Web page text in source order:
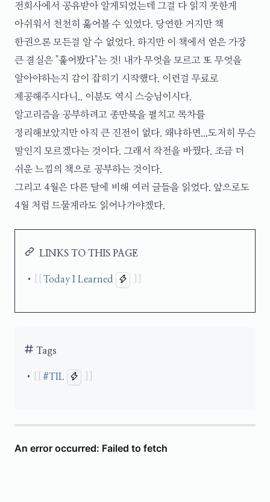
전회사에서 공유받아 알게되었는데 그걸 다 읽지 못한게
아쉬워서 천천히 훓어볼 수 있었다. 당연한 거지만 책
한권으론 모든걸 알 수 없었다. 하지만 이 책에서 얻은 가장
큰 결실은 "훑어봤다"는 것! 내가 무엇을 모르고 또 무엇을
알아야하는지 감이 잡히기 시작했다. 이런걸 무료로
제공해주시다니.. 이분도 역시 스승님이시다.
알고리즘을 공부하려고 종만북을 펼치고 목차를
정리해보았지만 아직 큰 진전이 없다. 왜냐하면...도저히 무슨
말인지 모르겠다는 것이다. 그래서 작전을 바꿨다. 조금 더
쉬운 느낌의 책으로 공부하는 것이다.
그리고 4월은 다른 달에 비해 여러 글들을 읽었다. 앞으로도
4월 처럼 드물게라도 읽어나가야겠다.
LINKS TO THIS PAGE
Today I Learned
Tags
#TIL